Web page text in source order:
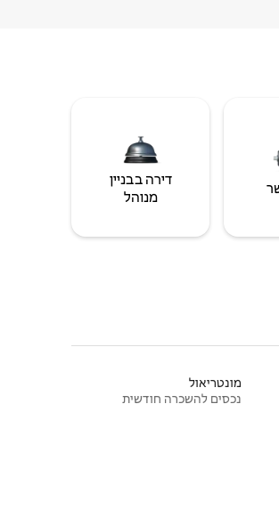
דירה בבניין
מנוהל
מונטריאול
נכסים להשכרה חודשית